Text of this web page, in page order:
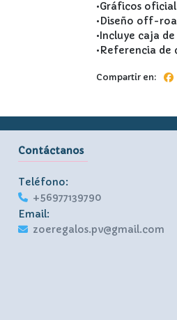
•Gráficos
•Diseño off-
•Incluye caja
•Referencia de
Compartir en:
Contáctanos
Teléfono:
+56977139790
Email:
zoeregalos.pv@gmail.com